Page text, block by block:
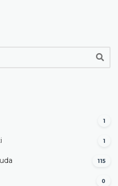
1
1
115
0